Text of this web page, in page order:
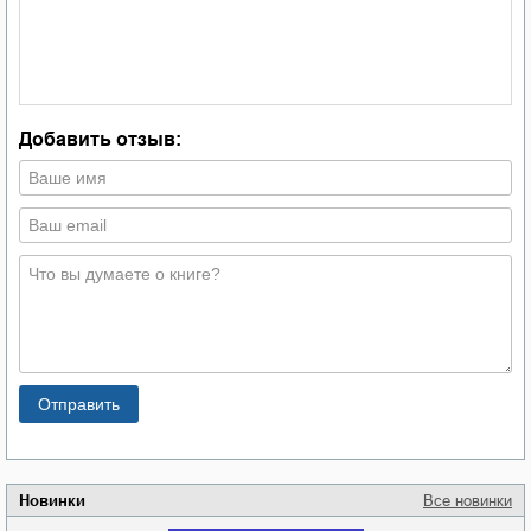
Новинки Все новинки
Добавить отзыв: